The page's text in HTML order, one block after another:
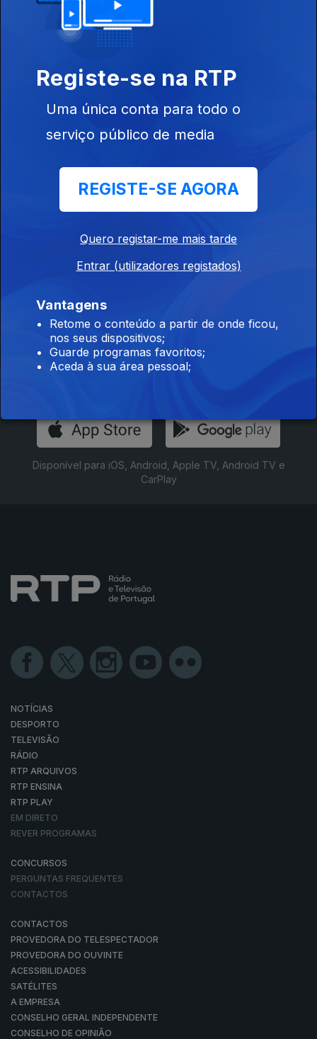
José Pacheco | Chega
Nuno Barata | Iniciativa Liberal
12 set. 2023
Pedro Neves | PAN
12 set. 2023
Carlos Furtado | deputado independente
Disponível para iOS, Android, Apple TV, Android TV e
CarPlay
NOTÍCIAS
DESPORTO
TELEVISÃO
RÁDIO
RTP ARQUIVOS
RTP ENSINA
RTP PLAY
EM DIRETO
REVER PROGRAMAS
CONCURSOS
PERGUNTAS FREQUENTES
CONTACTOS
CONTACTOS
PROVEDORA DO TELESPECTADOR
PROVEDORA DO OUVINTE
ACESSIBILIDADES
SATÉLITES
A EMPRESA
CONSELHO GERAL INDEPENDENTE
CONSELHO DE OPINIÃO
Registe-se na RTP
Uma única conta para todo o
serviço público de media
REGISTE-SE AGORA
Quero registar-me mais tarde
Entrar (utilizadores registados)
Vantagens
Retome o conteúdo a partir de onde ficou,
nos seus dispositivos;
Guarde programas favoritos;
Aceda à sua área pessoal;